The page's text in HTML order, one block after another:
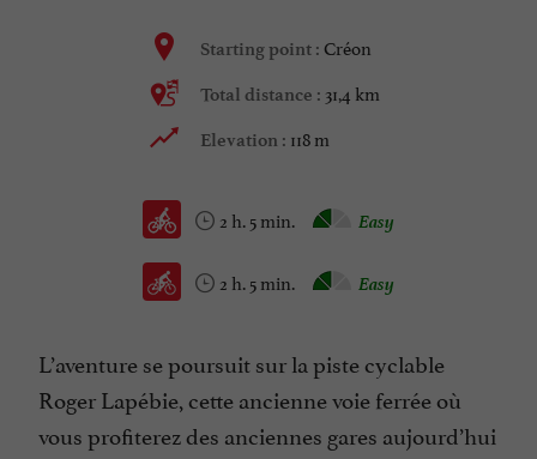
Starting point : Créon
Total distance : 31,4 km
Elevation : 118 m
2 h. 5 min. Easy
2 h. 5 min. Easy
L’aventure se poursuit sur la piste cyclable
Roger Lapébie, cette ancienne voie ferrée où
vous profiterez des anciennes gares aujourd’hui